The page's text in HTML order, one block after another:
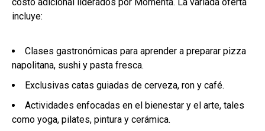
incluye:
Clases gastronómicas para aprender a preparar pizza
napolitana, sushi y pasta fresca.
Exclusivas catas guiadas de cerveza, ron y café.
Actividades enfocadas en el bienestar y el arte, tales
como yoga, pilates, pintura y cerámica.